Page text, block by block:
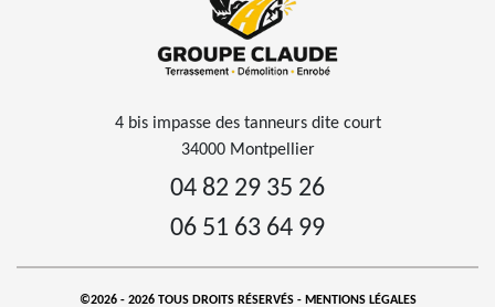
4 bis impasse des tanneurs dite court
34000 Montpellier
04 82 29 35 26
06 51 63 64 99
©2026 - 2026 TOUS DROITS RÉSERVÉS - MENTIONS LÉGALES